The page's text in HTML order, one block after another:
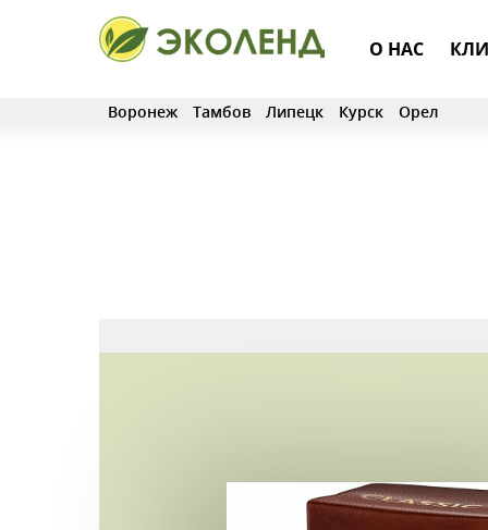
О НАС
Воронеж Тамбов Липецк Курск Орел